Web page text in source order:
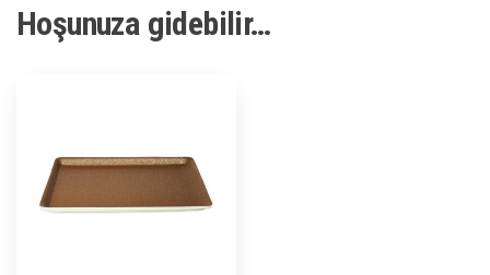
Hoşunuza gidebilir…